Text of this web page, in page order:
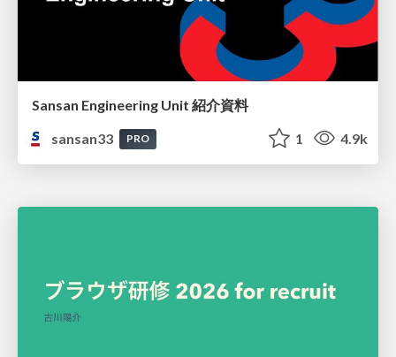
Sansan Engineering Unit 紹介資料
sansan33
PRO 1 4.9k